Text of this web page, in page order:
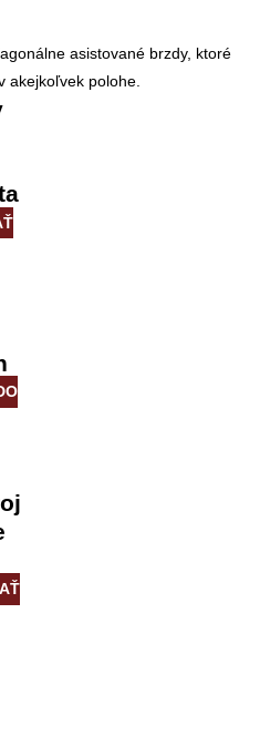
asistované brzdy, ktoré
akejkoľvek polohe.